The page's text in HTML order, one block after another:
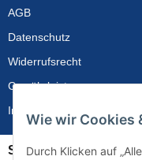
AGB
Datenschutz
Widerrufsrecht
Gewährleistung
Impressum
Service
Wie wir Cookies
Durch Klicken auf